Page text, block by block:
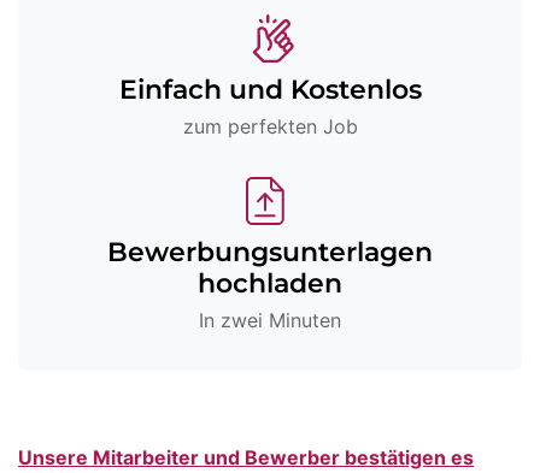
Einfach und Kostenlos
zum perfekten Job
Bewerbungsunterlagen
hochladen
In zwei Minuten
Unsere Mitarbeiter und Bewerber bestätigen es